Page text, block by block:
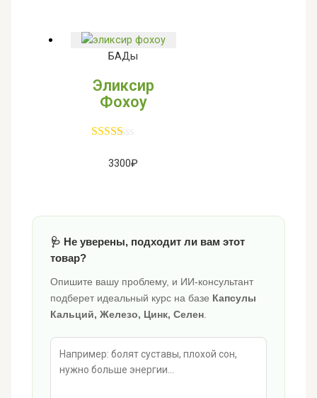
БАДы
Эликсир
Фохоу
3300₽
🩺 Не уверены, подходит ли вам этот
товар?
Опишите вашу проблему, и ИИ-консультант
подберет идеальный курс на базе Капсулы
Кальций, Железо, Цинк, Селен.